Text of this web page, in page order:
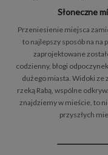
Słoneczne
Przeniesienie miejsca
to najlepszy sposób na na
zaprojektowane
codzienny, błogi
dużego miasta. Widoki ze
rzeką Rabą, wspólne
znajdziemy w mieście, to
przyszłych